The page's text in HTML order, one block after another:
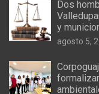
Dos
y
agosto 5,